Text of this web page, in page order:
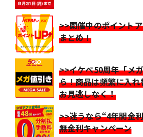
>>開催中のポイント
まとめ！
>>イケベ50周年「メ
ら！商品は頻繁に入
お見逃しなく！
>>迷うなら“4年間金
無金利キャンペーン